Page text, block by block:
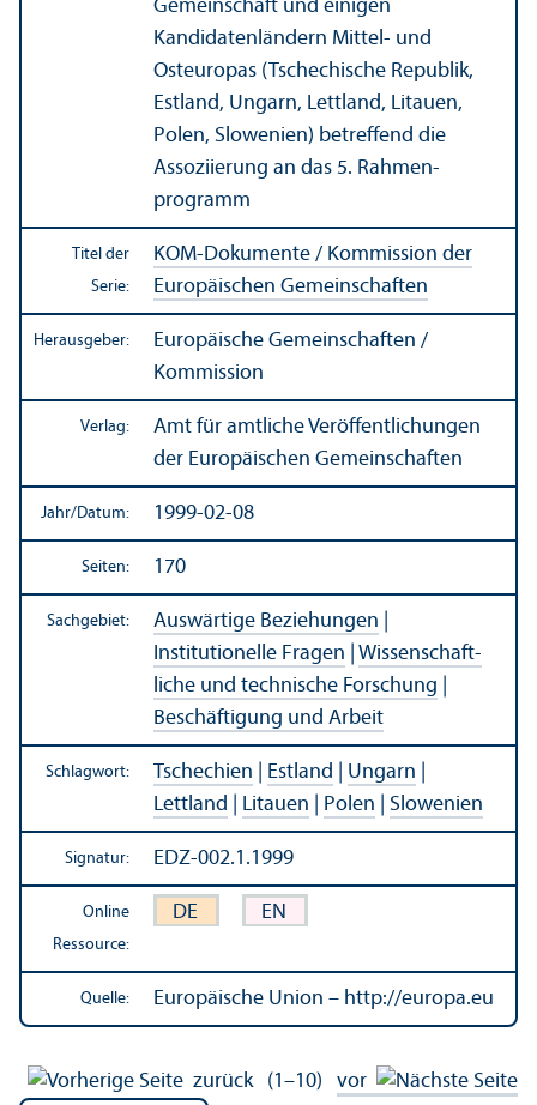
Gemeinschaft und einigen
Kandidatenländern Mittel- und
Osteuropas (Tschechische Republik,
Estland, Ungarn, Lettland, Litauen,
Polen, Slowenien) betreffend die
Assoziierung an das 5. Rahmen­
programm
Titel der
Serie:
KOM-Dokumente / Kommission der
Europäischen Gemeinschaften
Herausgeber:
Europäische Gemeinschaften /
Kommission
Verlag:
Amt für amtliche Veröffentlichungen
der Europäischen Gemeinschaften
Jahr/Datum: 1999-02-08
Seiten: 170
Sachgebiet: Auswärtige Beziehungen
Institutionelle Fragen
Wissenschaft­
liche und technische Forschung
Beschäftigung und Arbeit
Schlagwort: Tschechien Estland Ungarn
Lettland
Litauen Polen Slowenien
Signatur: EDZ-002.1.1999
Online
Ressource:
DE EN
Quelle: Europäische Union – http://europa.eu
zurück (1–10) vor